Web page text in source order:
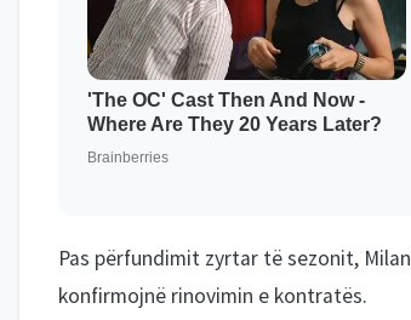
Pas përfundimit zyrtar të sezonit,
konfirmojnë rinovimin e kontratës.